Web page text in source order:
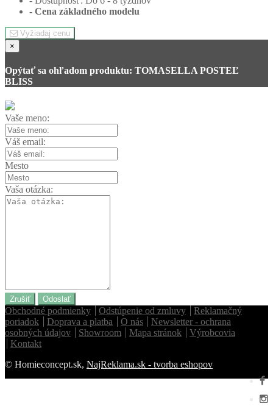
- Cena základného modelu
Vyžiadaj cenu
×
Opýtať sa ohľadom produktu: TOMASELLA POSTEĽ
BLISS
Vaše meno:
Váš email:
Mesto
Vaša otázka:
Zrušiť Odoslať
Obchodné podmienky Odstúpenie od zmluvy
Reklamačný
poriadok
Doprava a platba O nás
Newsletter - ochrana
osobných údajov
Showroom Mapa stránok
Výrobcovia
Kontakt
© Homieconcept.sk, NajReklama.sk - tvorba eshopov